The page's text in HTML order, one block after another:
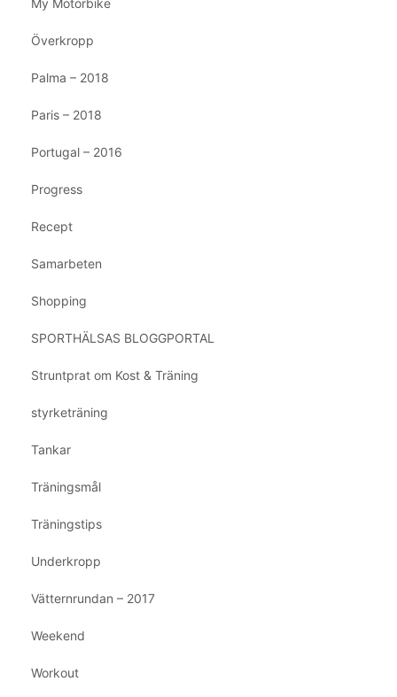
My Motorbike
Överkropp
Palma – 2018
Paris – 2018
Portugal – 2016
Progress
Recept
Samarbeten
Shopping
SPORTHÄLSAS BLOGGPORTAL
Struntprat om Kost & Träning
styrketräning
Tankar
Träningsmål
Träningstips
Underkropp
Vätternrundan – 2017
Weekend
Workout